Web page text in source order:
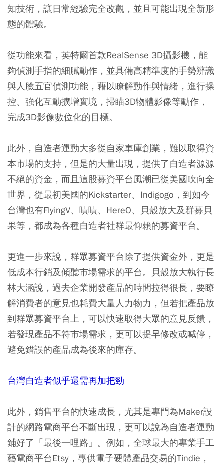
知技術，讓日常經驗完全改觀，並且可能出現全新形
態的體驗。
從功能來看，英特爾首款RealSense 3D攝影機，能
夠偵測手指的細膩動作，並具備高精準度的手勢辨識
與人臉五官偵測功能，藉以瞭解動作與情緒，進行操
控、強化互動擴增實境，掃瞄3D物體影像等動作，
完成3D影像數位化的目標。
此外，自造者運動大多從自家車庫創業，難以取得資
本市場的支持，但是的大量出現，提供了自造者源源
不絕的資金，而且這股募資平台風潮已從美國吹向全
世界，從最初美國的Kickstarter、Indigogo，到如今
台灣也有FlyingV、嘖嘖、HereO、貝殼放大及群募貝
果等，都成為各種自造者社群最仰賴的募資平台。
更進一步來說，群眾募資平台除了提供資金外，更是
低成本行銷及傾聽市場需求的平台。貝殼放大執行長
林大涵說，過去企業開發產品的時間拉得很長，要瞭
解消費者的意見也耗費大量人力物力，但若把產品放
到群眾募資平台上，可以快速取得大眾的意見反饋，
若發現產品不符市場需求，更可以提早修改或喊停，
避免錯誤的產品成為後來的庫存。
台灣自造者似乎還需再加把勁
此外，銷售平台的快速成長，尤其是專門為Maker設
計的網路電商平台不斷出現，更可以說為自造者運動
鋪好了「最後一哩路」。例如，全球最大的專業手工
藝電商平台Etsy，專供電子硬體產品交易的Tindie，